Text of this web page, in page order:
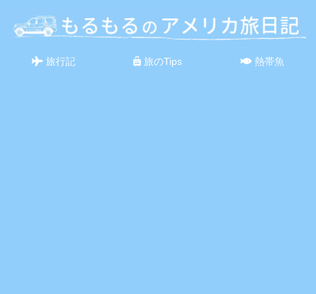
旅行記 旅のTips 熱帯魚